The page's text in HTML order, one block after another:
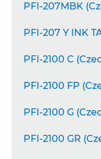
PFI-207MBK
PFI-207 Y INK
PFI-2100 C
PFI-2100 FP
PFI-2100 G
PFI-2100 GR